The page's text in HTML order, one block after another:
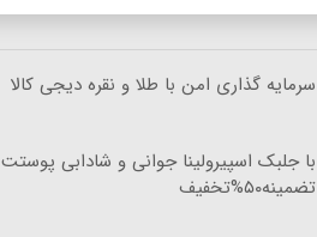
سرمایه گذاری امن با طلا و نقره دیجی کالا
با جلبک اسپیرولینا جوانی و شادابی پوستت
تضمینه۵۰%تخفیف